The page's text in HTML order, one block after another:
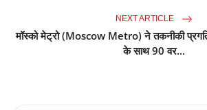
NEXT ARTICLE
मॉस्को मेट्रो (Moscow Metro) ने तकनीकी प्रगति
के साथ 90 वर...